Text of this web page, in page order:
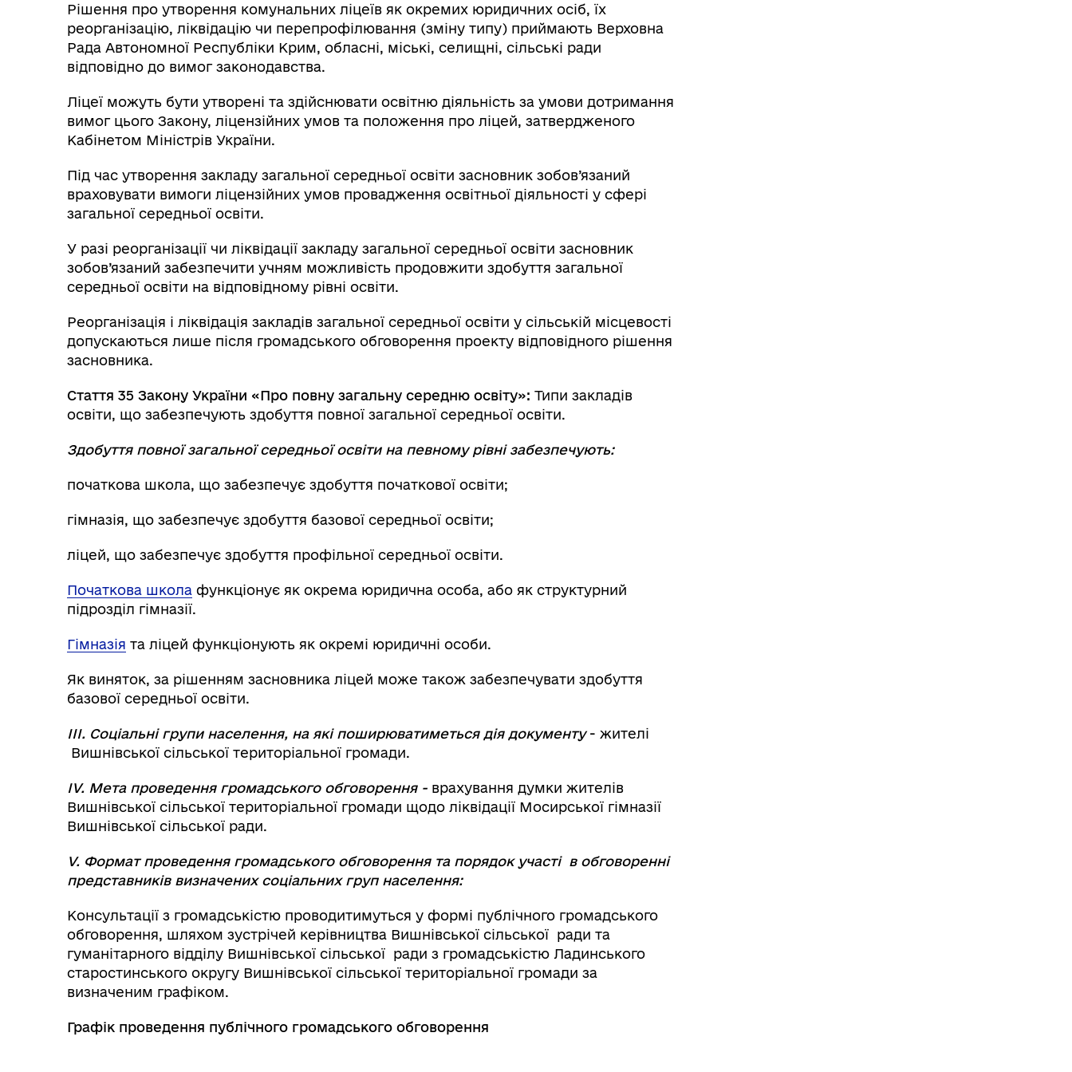
Рішення про утворення комунальних ліцеїв як окремих юридичних осіб, їх
реорганізацію, ліквідацію чи перепрофілювання (зміну типу) приймають Верховна
Рада Автономної Республіки Крим, обласні, міські, селищні, сільські ради
відповідно до вимог законодавства.
Ліцеї можуть бути утворені та здійснювати освітню діяльність за умови дотримання
вимог цього Закону, ліцензійних умов та положення про ліцей, затвердженого
Кабінетом Міністрів України.
Під час утворення закладу загальної середньої освіти засновник зобов’язаний
враховувати вимоги ліцензійних умов провадження освітньої діяльності у сфері
загальної середньої освіти.
У разі реорганізації чи ліквідації закладу загальної середньої освіти засновник
зобов’язаний забезпечити учням можливість продовжити здобуття загальної
середньої освіти на відповідному рівні освіти.
Реорганізація і ліквідація закладів загальної середньої освіти у сільській місцевості
допускаються лише після громадського обговорення проекту відповідного рішення
засновника.
Стаття 35 Закону України «Про повну загальну середню освіту»: Типи закладів
освіти, що забезпечують здобуття повної загальної середньої освіти.
Здобуття повної загальної середньої освіти на певному рівні забезпечують:
початкова школа, що забезпечує здобуття початкової освіти;
гімназія, що забезпечує здобуття базової середньої освіти;
ліцей, що забезпечує здобуття профільної середньої освіти.
Початкова школа функціонує як окрема юридична особа, або як структурний
підрозділ гімназії.
Гімназія та ліцей функціонують як окремі юридичні особи.
Як виняток, за рішенням засновника ліцей може також забезпечувати здобуття
базової середньої освіти.
ІІІ. Соціальні групи населення, на які поширюватиметься дія документу- жителі
Вишнівської сільської територіальної громади.
ІV. Мета проведення громадського обговорення - врахування думки жителів
Вишнівської сільської територіальної громади щодо ліквідації Мосирської гімназії
Вишнівської сільської ради.
V. Формат проведення громадського обговорення та порядок участі в обговоренні
представників визначених соціальних груп населення:
Консультації з громадськістю проводитимуться у формі публічного громадського
обговорення, шляхом зустрічей керівництва Вишнівської сільської ради та
гуманітарного відділу Вишнівської сільської ради з громадськістю Ладинського
старостинського округу Вишнівської сільської територіальної громади за
визначеним графіком.
Графік проведення публічного громадського обговорення